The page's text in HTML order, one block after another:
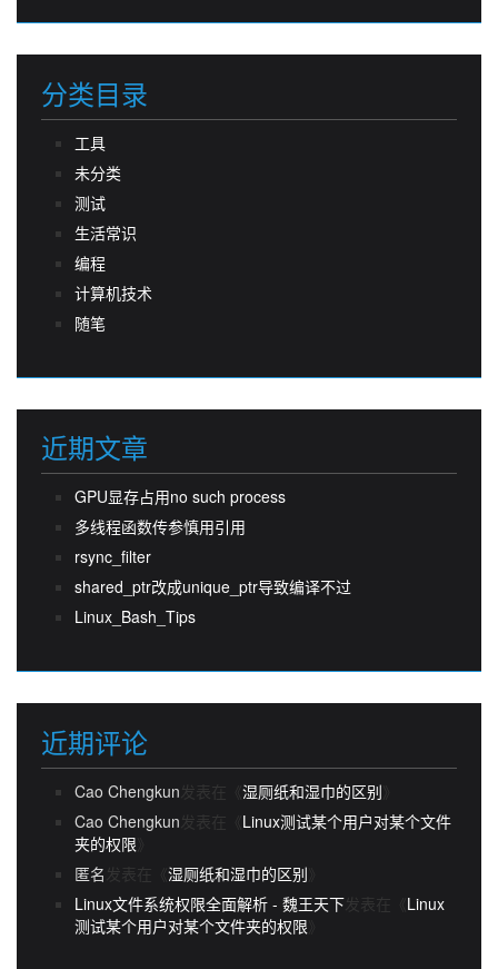
分类目录
工具
未分类
测试
生活常识
编程
计算机技术
随笔
近期文章
GPU显存占用no such process
多线程函数传参慎用引用
rsync_filter
shared_ptr改成unique_ptr导致编译不过
Linux_Bash_Tips
近期评论
Cao Chengkun发表在《 湿厕纸和湿巾的区别
Cao Chengkun发表在《 Linux测试某个用户对某个文件
夹的权限
匿名 发表在《 湿厕纸和湿巾的区别
Linux文件系统权限全面解析 - 魏王天下发表在《 Linux
测试某个用户对某个文件夹的权限